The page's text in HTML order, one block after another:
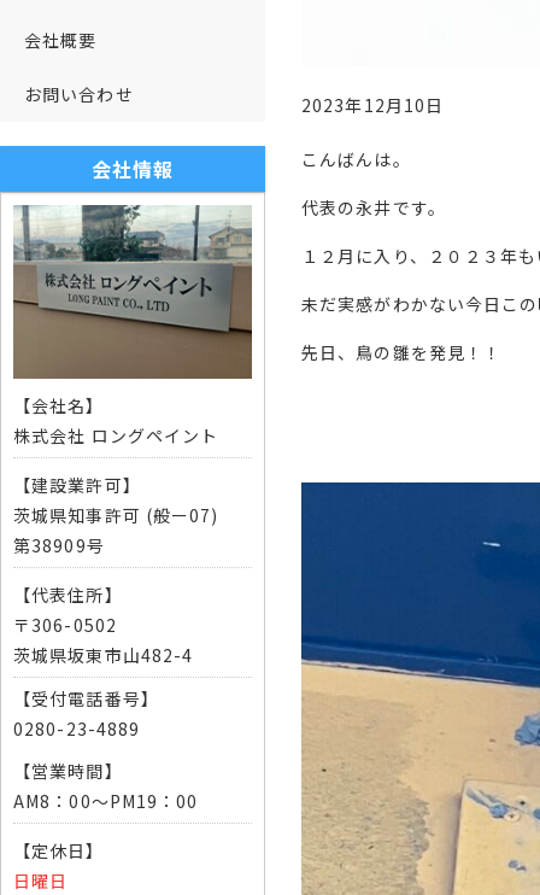
2023年12月10日
こんばんは。
代表の永井です。
１２月に入り、２０２３年
未だ実感がわかない今日こ
先日、鳥の雛を発見！！
会社概要
お問い合わせ
会社情報
【会社名】
株式会社 ロングペイント
【建設業許可】
茨城県知事許可 (般ー07)
第38909号
【代表住所】
〒306-0502
茨城県坂東市山482-4
【受付電話番号】
0280-23-4889
【営業時間】
AM8：00～PM19：00
【定休日】
日曜日